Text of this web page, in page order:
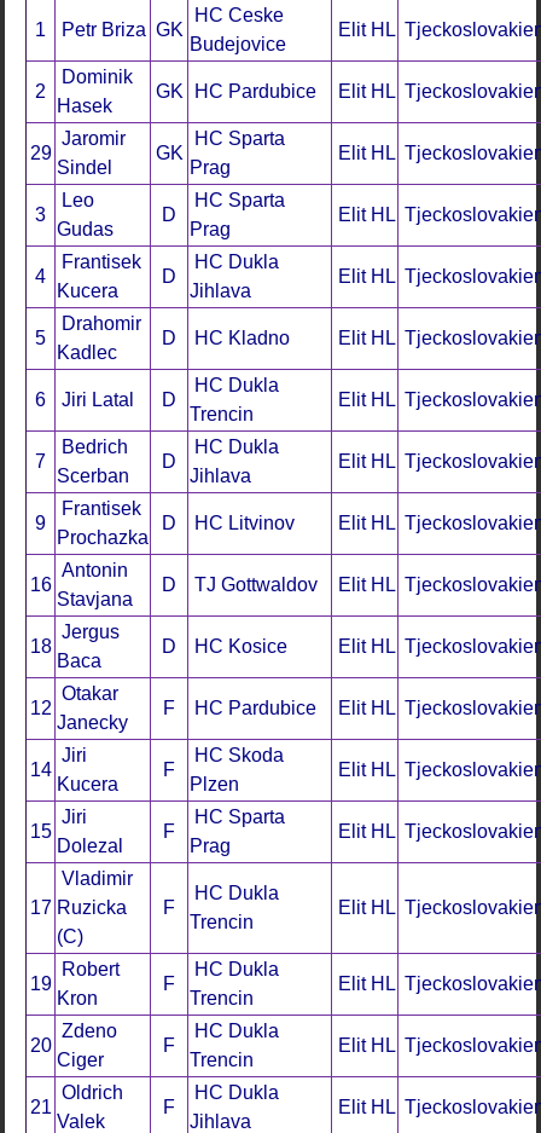
1 Petr Briza GK
HC Ceske
Budejovice
Elit HL
2
Dominik
Hasek
GK HC Pardubice Elit HL
29
Jaromir
Sindel
GK
HC Sparta
Prag
Elit HL
3
Leo
Gudas
D
HC Sparta
Prag
Elit HL
4
Frantisek
Kucera
D
HC Dukla
Jihlava
Elit HL
5
Drahomir
Kadlec
D HC Kladno Elit HL
6 Jiri Latal D
HC Dukla
Trencin
Elit HL
7
Bedrich
Scerban
D
HC Dukla
Jihlava
Elit HL
9
Frantisek
Prochazka
D HC Litvinov Elit HL
16
Antonin
Stavjana
D TJ Gottwaldov Elit HL
18
Jergus
Baca
D HC Kosice Elit HL
12
Otakar
Janecky
F HC Pardubice Elit HL
14
Jiri
Kucera
F
HC Skoda
Plzen
Elit HL
15
Jiri
Dolezal
F
HC Sparta
Prag
Elit HL
17
Vladimir
Ruzicka
(C)
F
HC Dukla
Trencin
Elit HL
19
Robert
Kron
F
HC Dukla
Trencin
Elit HL
20
Zdeno
Ciger
F
HC Dukla
Trencin
Elit HL
21
Oldrich
Valek
F
HC Dukla
Jihlava
Elit HL